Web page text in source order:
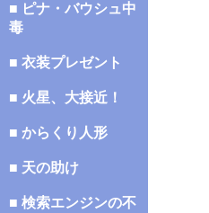
■ ピナ・バウシュ中
毒
■ 衣装プレゼント
■ 火星、大接近！
■ からくり人形
■ 天の助け
■ 検索エンジンの不